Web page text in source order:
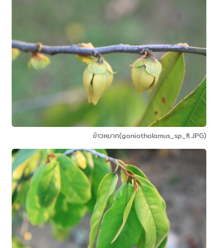
ข้าวหมาก(goniothalamus_sp_fl.JPG)